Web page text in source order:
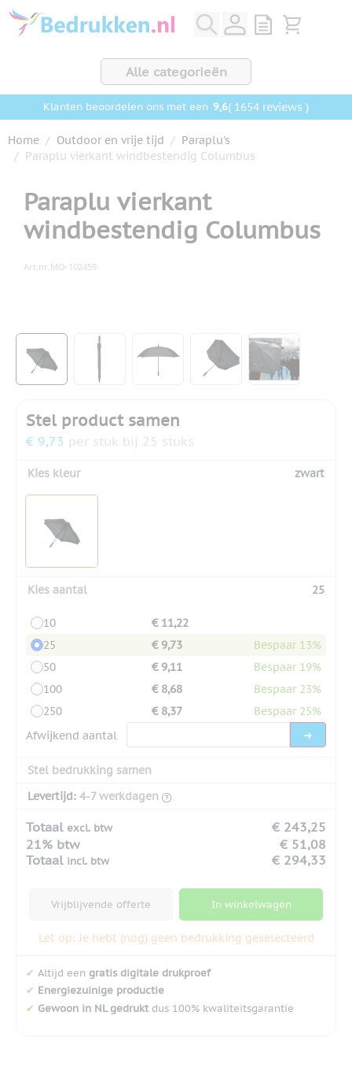
Ga naar de inhoud
View quote,
Bekijk
Alle categorieën
Klanten beoordelen ons met een 9,6( 1654 reviews )
Home / Outdoor en vrije tijd / Paraplu's
/ Paraplu vierkant windbestendig Columbus
Paraplu vierkant
windbestendig Columbus
Art.nr. MO-102459
View larger imageView larger imageView larger image
View larger image
View larger
Stel product samen
€ 9,73 per stuk bij 25 stuks
Kies kleur zwart
Kies aantal 25
10
€ 11,22
25
€ 9,73
Bespaar 13%
50
€ 9,11
Bespaar 19%
100
€ 8,68
Bespaar 23%
250
€ 8,37
Bespaar 25%
Afwijkend aantal
Stel bedrukking samen
Levertijd: 4-7 werkdagen
Totaal excl. btw
€ 243,25
21% btw
€ 51,08
Totaal incl. btw € 294,33
Vrijblijvende offerte In winkelwagen
Let op: Je hebt (nog) geen bedrukking geselecteerd
✔ Altijd een gratis digitale drukproef
✔ Energiezuinige productie
✔ Gewoon in NL gedruktdus 100% kwaliteitsgarantie